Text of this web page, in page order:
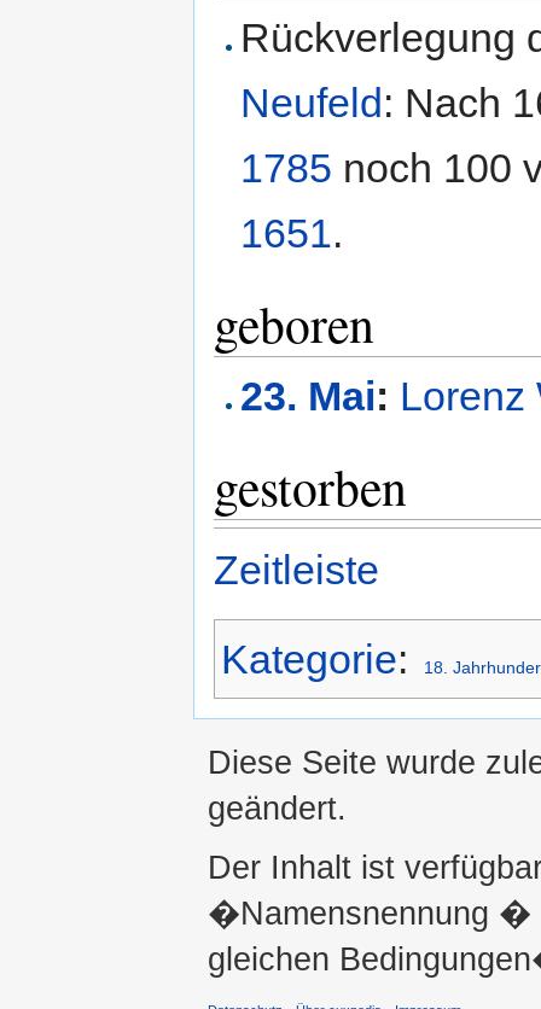
Rückverlegung
Neufeld: Nach
1785 noch 100
1651.
geboren
23. Mai: Lorenz
gestorben
Zeitleiste
Kategorie: 18.
Diese Seite wurde
geändert.
Der Inhalt ist
�Namensnennung �
gleichen